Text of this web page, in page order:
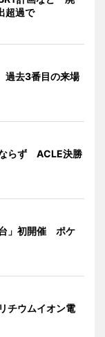
超過で
去3番目の来場
らず ACLE決勝
」初開催 ポケ
チウムイオン電